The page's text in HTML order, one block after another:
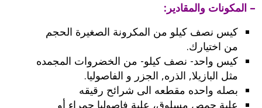
– المكونات والمقادير:
كيس نصف كيلو من المكرونة الصغيرة الحجم
من اختيارك.
كيس واحد- نصف كيلو- من الخضروات المجمده
مثل البازيلا, الذره, الجزر و الفاصوليا.
بصله واحده مقطعه الى شرائح رقيقه
علبة حمص مسلوق، علبة فاصوليا حمراء أو